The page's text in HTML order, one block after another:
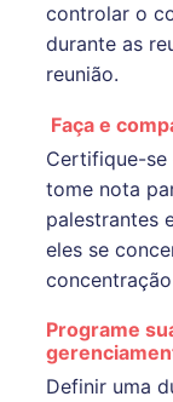
controlar o
durante as
reunião.
Faça e
Certifique-se
tome nota
palestrantes
eles se
Programe
Definir uma